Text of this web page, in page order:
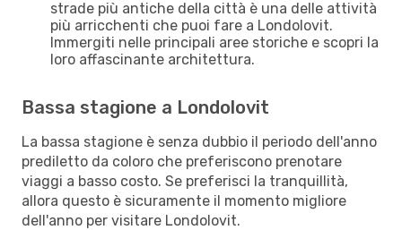
strade più antiche della città è una delle attività
più arricchenti che puoi fare a Londolovit.
Immergiti nelle principali aree storiche e scopri la
loro affascinante architettura.
Bassa stagione a Londolovit
La bassa stagione è senza dubbio il periodo dell'anno
prediletto da coloro che preferiscono prenotare
viaggi a basso costo. Se preferisci la tranquillità,
allora questo è sicuramente il momento migliore
dell'anno per visitare Londolovit.